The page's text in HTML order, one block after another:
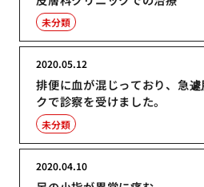
未分類
排便に血が混じっており、急
クで診察を受けました。
2020.05.12
未分類
2020.04.10